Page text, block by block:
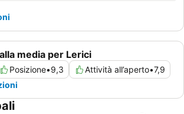
media per Lerici
Posizione•9,3 Attività all’aperto•7,9